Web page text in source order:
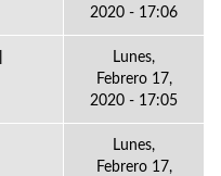
2020 - 17:06
Lunes,
Febrero 17,
2020 - 17:05
Lunes,
Febrero 17,